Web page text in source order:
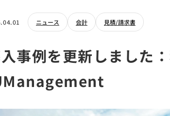
ニュース 会計 見積/請求書
事例を更新しました